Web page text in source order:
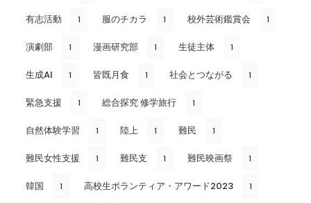
有志活動 1 服のチカラ 1 校外芸術鑑賞会 1
演劇部 1 漫画研究部 1 生徒主体 1
生成AI 1 皆既月食 1 社会とつながる 1
緊急支援 1 総合探究 修学旅行 1
自然体験学習 1 陸上 1 難民 1
難民女性支援 1 難民支 1 難民映画祭 1
韓国 1 高校生ボランティア・アワード2023 1